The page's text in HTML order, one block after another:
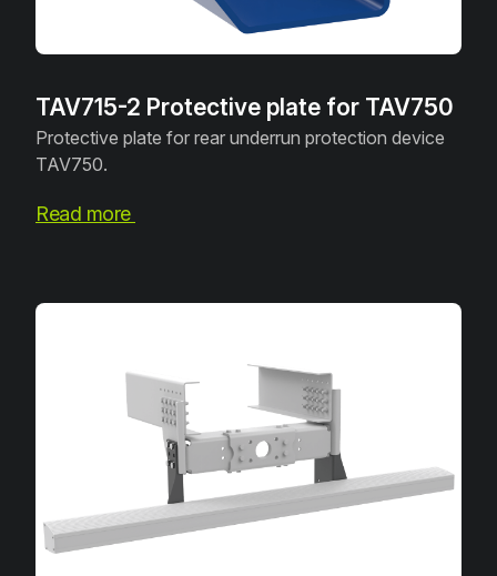
TAV715-2 Protective plate for TAV750
Protective plate for rear underrun protection device
TAV750.
Read more